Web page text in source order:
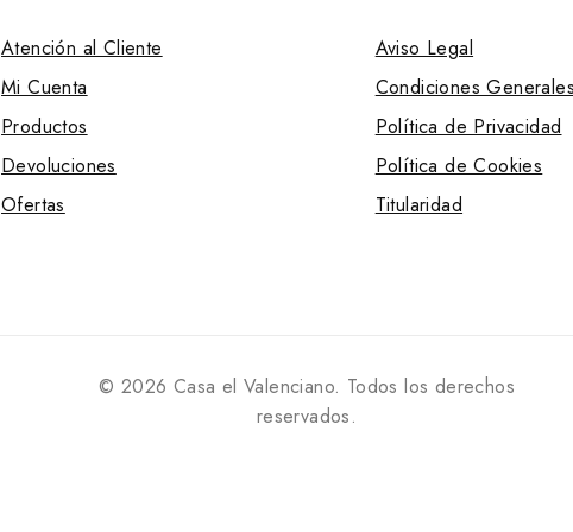
Atención al Cliente
Mi Cuenta
Productos
Devoluciones
Ofertas
Aviso Legal
Condiciones
Política de Privacidad
Política de Cookies
Titularidad
© 2026 Casa el Valenciano. Todos los derechos
reservados.